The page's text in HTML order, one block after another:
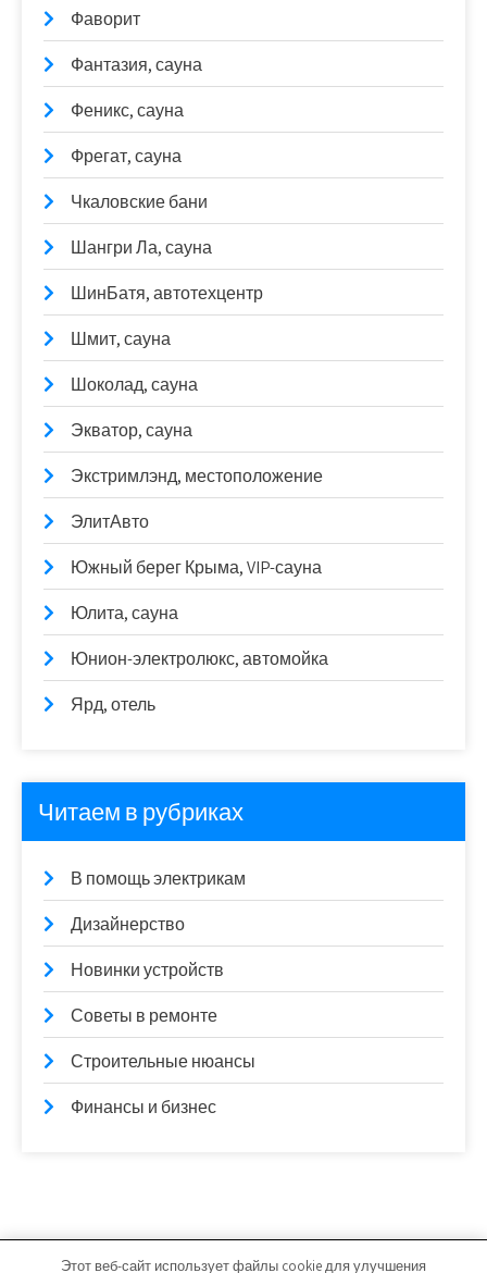
Фаворит
Фантазия, сауна
Феникс, сауна
Фрегат, сауна
Чкаловские бани
Шангри Ла, сауна
ШинБатя, автотехцентр
Шмит, сауна
Шоколад, сауна
Экватор, сауна
Экстримлэнд, местоположение
ЭлитАвто
Южный берег Крыма, VIP-сауна
Юлита, сауна
Юнион-электролюкс, автомойка
Ярд, отель
Читаем в рубриках
В помощь электрикам
Дизайнерство
Новинки устройств
Советы в ремонте
Строительные нюансы
Финансы и бизнес
Этот веб-сайт использует файлы cookie для улучшения